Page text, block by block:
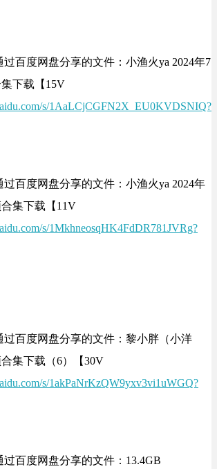
过百度网盘分享的文件：小渔火ya 2024年7
下载【15V
s/1AaLCjCGFN2X_EU0KVDSNIQ?
过百度网盘分享的文件：小渔火ya 2024年
集下载【11V
s/1MkhneosqHK4FdDR781JVRg?
过百度网盘分享的文件：黎小胖（小洋
集下载（6）【30V
s/1akPaNrKzQW9yxv3vi1uWGQ?
过百度网盘分享的文件：13.4GB